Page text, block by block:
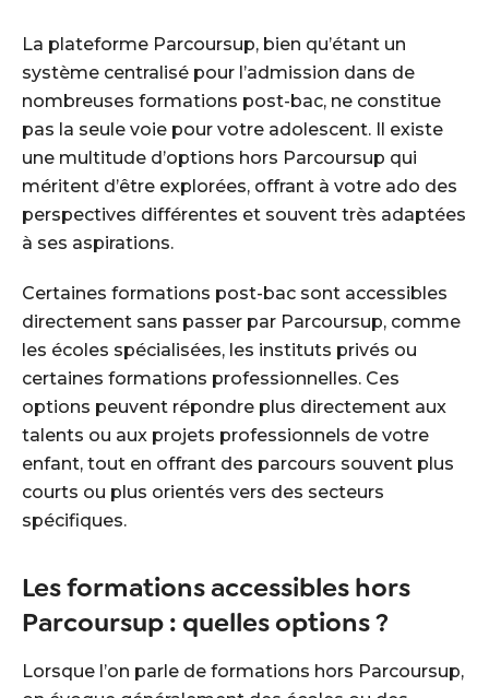
La plateforme Parcoursup, bien qu’étant un
système centralisé pour l’admission dans de
nombreuses formations post-bac, ne constitue
pas la seule voie pour votre adolescent. Il existe
une multitude d’options hors Parcoursup qui
méritent d’être explorées, offrant à votre ado des
perspectives différentes et souvent très adaptées
à ses aspirations.
Certaines formations post-bac sont accessibles
directement sans passer par Parcoursup, comme
les écoles spécialisées, les instituts privés ou
certaines formations professionnelles. Ces
options peuvent répondre plus directement aux
talents ou aux projets professionnels de votre
enfant, tout en offrant des parcours souvent plus
courts ou plus orientés vers des secteurs
spécifiques.
Les formations accessibles hors
Parcoursup : quelles options ?
Lorsque l’on parle de formations hors Parcoursup,